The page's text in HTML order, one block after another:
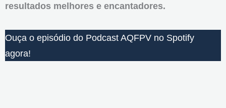
resultados melhores e encantadores.
Ouça o episódio do Podcast AQFPV no Spotify
agora!